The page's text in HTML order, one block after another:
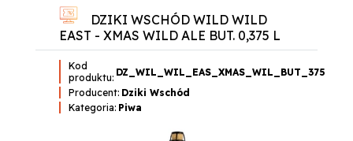
DZIKI WSCHÓD WILD WILD
EAST - XMAS WILD ALE BUT. 0,375 L
Kod
produktu: DZ_WIL_WIL_EAS_XMAS_WIL_BUT_375
Producent: Dziki Wschód
Kategoria: Piwa